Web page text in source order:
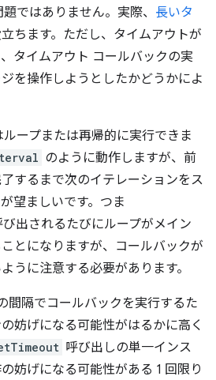
ではありません。実際、 長いタ
ちます。ただし、タイムアウトが
タイムアウト コールバックの実
を操作しようとしたかどうかによ
ループまたは再帰的に実行できま
のように動作しますが、前
するまで次のイテレーションをス
望ましいです。つま
出されるたびにループがメイン
とになりますが、コールバックが
うに注意する必要があります。
間隔でコールバックを実行するた
妨げになる可能性がはるかに高く
呼び出しの単一インス
妨げになる可能性がある 1 回限り